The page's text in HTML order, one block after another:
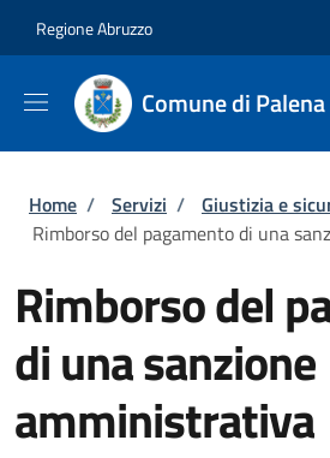
Regione Abruzzo
Comune di Palena
Briciole di pane
Home / Servizi / Giustizia e
Rimborso del pagamento di una
Rimborso del
di una sanzione
amministrativa